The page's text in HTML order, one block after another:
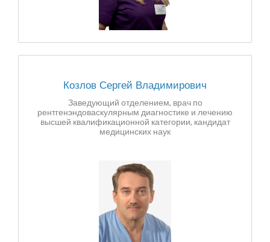
Козлов Сергей Владимирович
Заведующий отделением, врач по
рентгенэндоваскулярным диагностике и лечению
высшей квалификационной категории, кандидат
медицинских наук